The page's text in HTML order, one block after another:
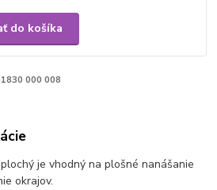
do košíka
000 008
je vhodný na plošné nanášanie
okrajov.